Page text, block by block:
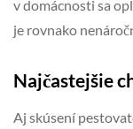
v domácnosti sa
je rovnako
Najčastejšie
Aj skúsení